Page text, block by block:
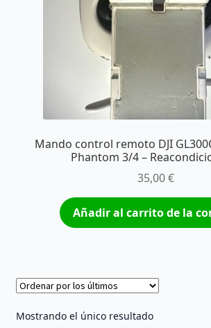
Mando control remoto DJI
Phantom 3/4 –
35,00€
Añadir al carrito de la
Mostrando el único resultado